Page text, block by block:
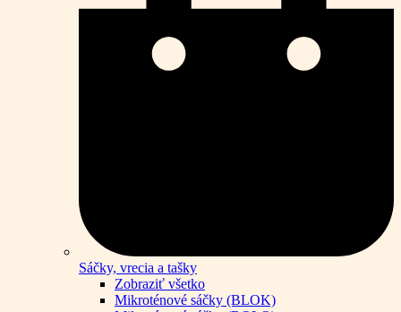
Sáčky, vrecia a tašky
Zobraziť všetko
Mikroténové sáčky (BLOK)